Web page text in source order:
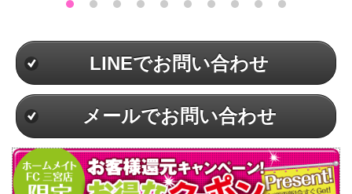
LINEでお問い合わせ
メールでお問い合わせ